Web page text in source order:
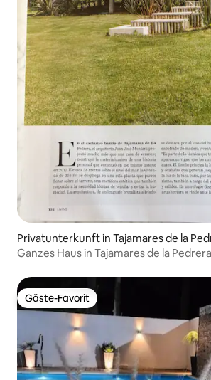
Privatunterkunft in Tajamares de la
Ganzes Haus in Tajamares de la
Gäste-Favorit
Gäste-Favorit